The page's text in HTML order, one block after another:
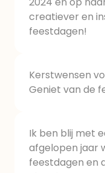
creatiever en
feestdagen!
Kerstwensen
Geniet van de
Ik ben blij met
afgelopen jaar
feestdagen en